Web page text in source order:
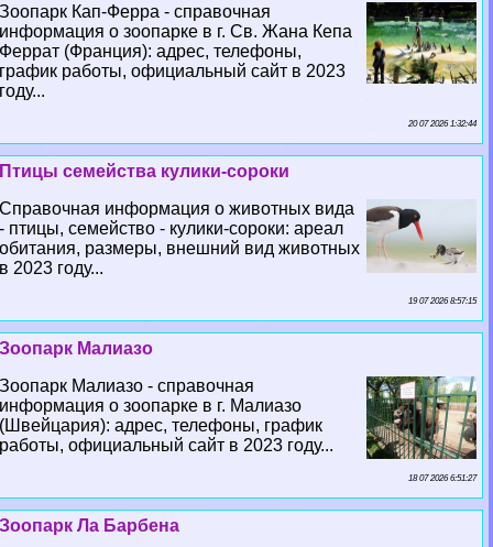
Зоопарк Кап-Ферра - справочная
информация о зоопарке в г. Св. Жана Кепа
Феррат (Франция): адрес, телефоны,
график работы, официальный сайт в 2023
году...
20 07 2026 1:32:44
Птицы семейства кулики-сороки
Справочная информация о животных вида
- птицы, семейство - кулики-сороки: ареал
обитания, размеры, внешний вид животных
в 2023 году...
19 07 2026 8:57:15
Зоопарк Малиазо
Зоопарк Малиазо - справочная
информация о зоопарке в г. Малиазо
(Швейцария): адрес, телефоны, график
работы, официальный сайт в 2023 году...
18 07 2026 6:51:27
Зоопарк Ла Барбена